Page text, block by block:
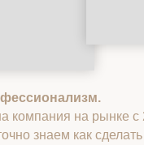
компания на рынке с
знаем как